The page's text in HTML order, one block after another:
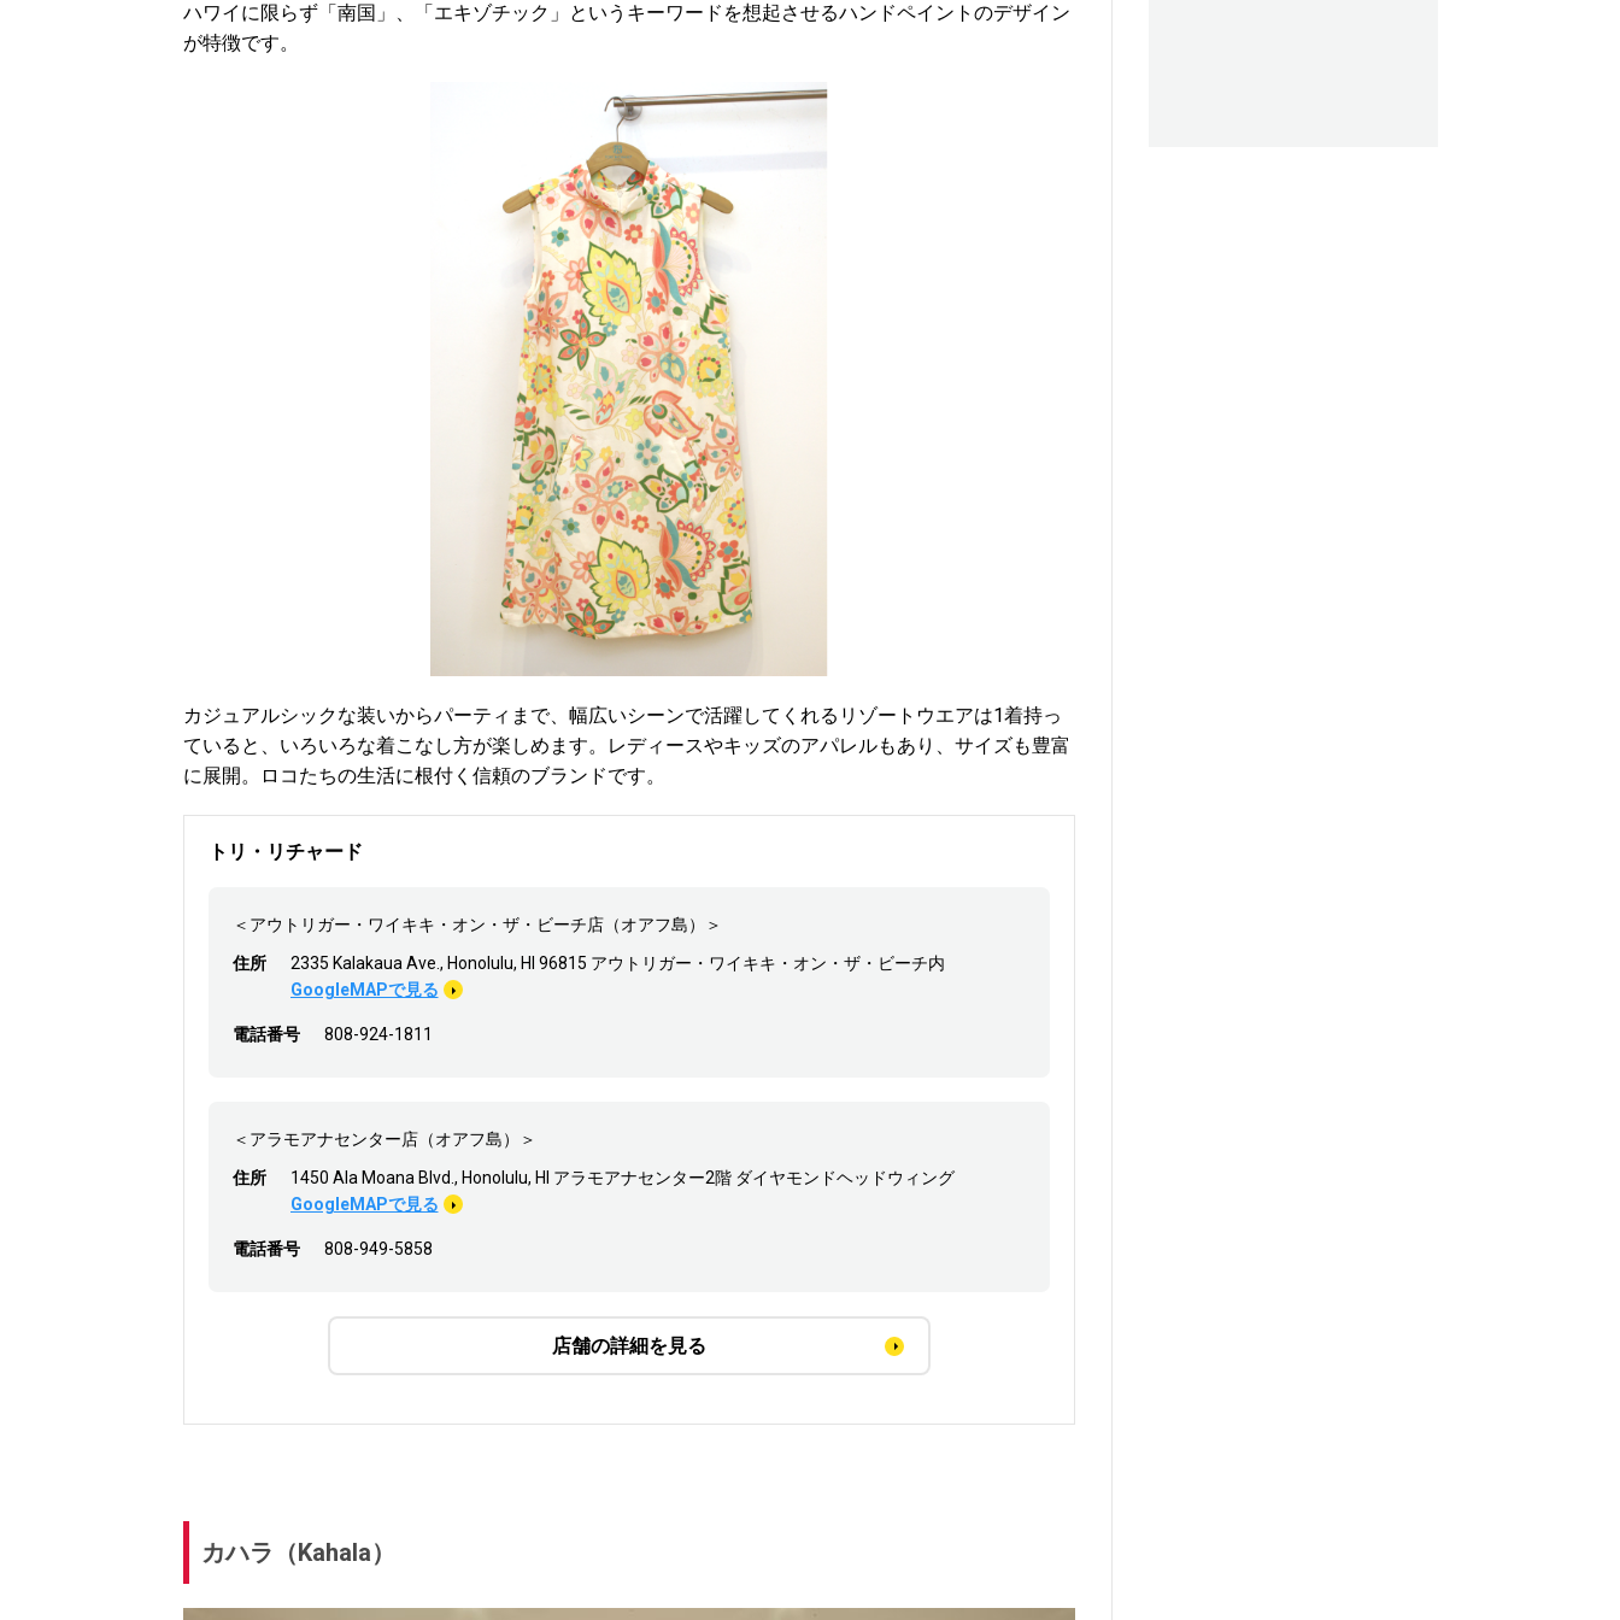
ハワイに限らず「南国」、「エキゾチック」というキーワードを想起させるハンドペイントのデザイン
が特徴です。
カジュアルシックな装いからパーティまで、幅広いシーンで活躍してくれるリゾートウエアは1着持っ
ていると、いろいろな着こなし方が楽しめます。レディースやキッズのアパレルもあり、サイズも豊富
に展開。ロコたちの生活に根付く信頼のブランドです。
トリ・リチャード
＜アウトリガー・ワイキキ・オン・ザ・ビーチ店（オアフ島）＞
住所
2335 Kalakaua Ave., Honolulu, HI 96815 アウトリガー・ワイキキ・オン・ザ・ビーチ内
GoogleMAPで見る
電話番号 808-924-1811
＜アラモアナセンター店（オアフ島）＞
住所
1450 Ala Moana Blvd., Honolulu, HI アラモアナセンター2階 ダイヤモンドヘッドウィング
GoogleMAPで見る
電話番号 808-949-5858
店舗の詳細を見る
カハラ（Kahala）